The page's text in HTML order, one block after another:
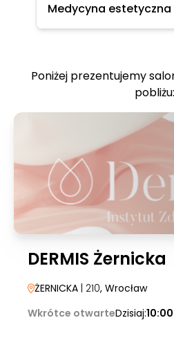
Medycyna estetyczna
Poniżej prezentujemy
pobliżu:
DERMIS Żernicka
ŻERNICKA | 210, Wrocław
Wkrótce otwarteDzisiaj: